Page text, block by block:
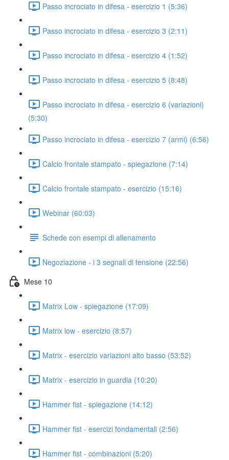
Passo incrociato in difesa - esercizio 1 (5:36)
Passo incrociato in difesa - esercizio 3 (2:11)
Passo incrociato in difesa - esercizio 4 (1:52)
Passo incrociato in difesa - esercizio 5 (8:48)
Passo incrociato in difesa - esercizio 6 (variazioni)
(5:30)
Passo incrociato in difesa - esercizio 7 (armi) (6:56)
Calcio frontale stampato - spiegazione (7:14)
Calcio frontale stampato - esercizio (15:16)
Webinar (60:03)
Schede con esempi di allenamento
Negoziazione - i 3 segnali di tensione (22:56)
Mese 10
Matrix Low - spiegazione (17:09)
Matrix low - esercizio (8:57)
Matrix - esercizio variazioni alto basso (53:52)
Matrix - esercizio in guardia (10:20)
Hammer fist - spiegazione (14:12)
Hammer fist - esercizi fondamentali (2:56)
Hammer fist - combinazioni (5:20)